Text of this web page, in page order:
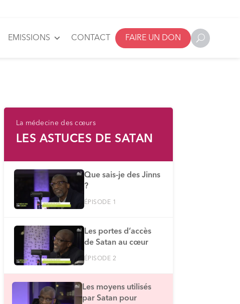
EMISSIONS CONTACT FAIRE UN DON
La médecine des cœurs
LES ASTUCES DE SATAN
Que sais-je des Jinns
?
ÉPISODE 1
Les portes d‘accès
de Satan au cœur
ÉPISODE 2
Les moyens utilisés
par Satan pour